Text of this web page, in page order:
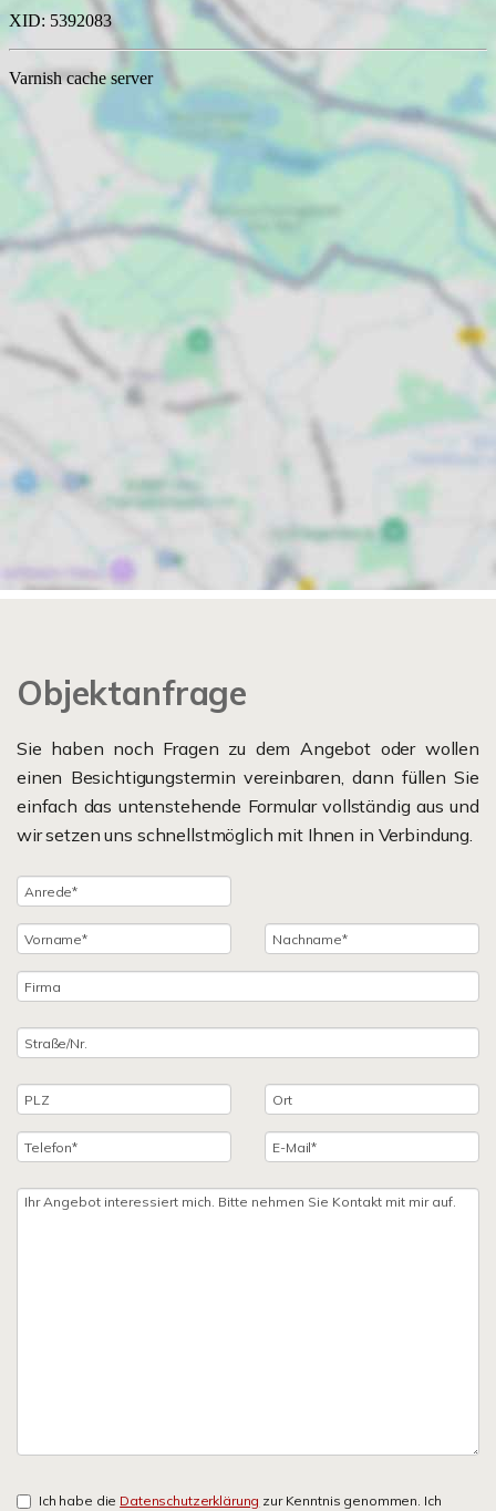
Objektanfrage
Sie haben noch Fragen zu dem Angebot oder wollen
einen Besichtigungstermin vereinbaren, dann füllen Sie
einfach das untenstehende Formular vollständig aus und
wir setzen uns schnellstmöglich mit Ihnen in Verbindung.
Ich habe die Datenschutzerklärung zur Kenntnis genommen. Ich